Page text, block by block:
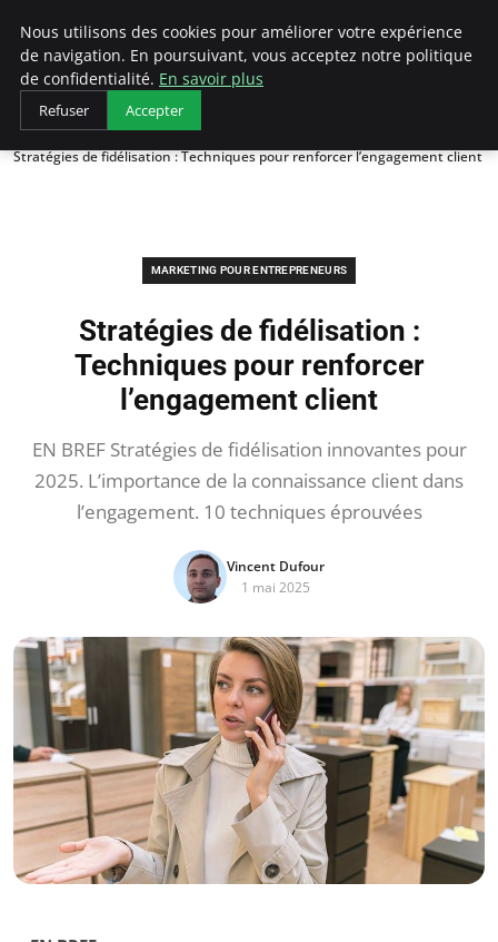
LECFCM
Accueil
Marketing pour entrepreneurs
Stratégies de fidélisation : Techniques pour renforcer l’engagement client
MARKETING POUR ENTREPRENEURS
Stratégies de fidélisation :
Techniques pour renforcer
l’engagement client
EN BREF Stratégies de fidélisation innovantes pour
2025. L’importance de la connaissance client dans
l’engagement. 10 techniques éprouvées
Vincent Dufour
1 mai 2025
Nous utilisons des cookies pour améliorer votre expérience
de navigation. En poursuivant, vous acceptez notre politique
de confidentialité. En savoir plus
Refuser Accepter